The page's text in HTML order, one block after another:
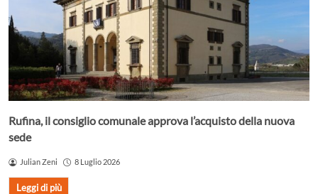
Rufina, il consiglio comunale approva l’acquisto della nuova
sede
Julian Zeni 8 Luglio 2026
Leggi di più